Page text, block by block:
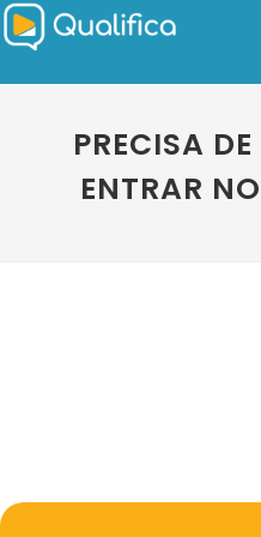
PRECISA
ENTRAR